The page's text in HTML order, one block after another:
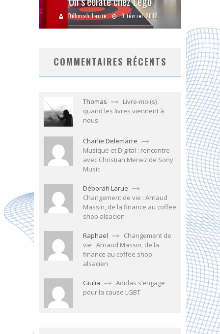
Déborah Larue 9 février 2012
COMMENTAIRES RÉCENTS
Thomas
Livre-moi(s) :
quand les livres viennent à
nous
Charlie Delemarre
Musique et Digital : rencontre
avec Christian Menez de Sony
Music
Déborah Larue
Changement de vie : Arnaud
Massin, de la finance au coffee
shop alsacien
Raphael
Changement de
vie : Arnaud Massin, de la
finance au coffee shop
alsacien
Giulia
Adidas s’engage
pour la cause LGBT